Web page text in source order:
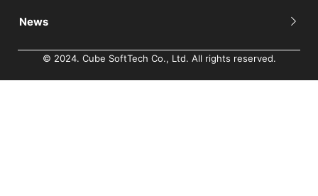
News
© 2024. Cube SoftTech Co., Ltd. All rights reserved.